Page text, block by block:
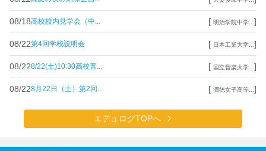
08/18高校校内見学会（中... [ 明治学院中学... ]
08/22第4回学校説明会 [ 日本工業大学... ]
08/228/22(土)10:30高校普... [ 国立音楽大学... ]
08/228月22日（土）第2回... [ 潤徳女子高等... ]
エデュログTOPへ